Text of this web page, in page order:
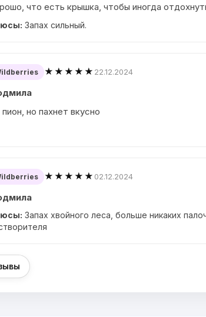
что есть крышка, чтобы иногда
Запах сильный.
★★★★★ 22.12.2024
но пахнет вкусно
★★★★★ 02.12.2024
Запах хвойного леса, больше никаких